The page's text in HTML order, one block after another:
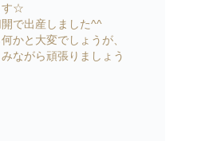
す☆
で出産しました^^
かと大変でしょうが、
ながら頑張りましょう